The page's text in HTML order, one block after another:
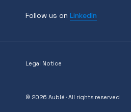
Follow us on LinkedIn
© 2026 Aublé · All rights reserved
Legal Notice